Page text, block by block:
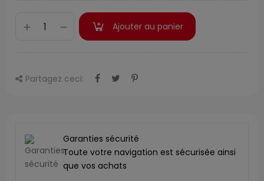
Ajouter au panier
Partagez ceci:
Garanties sécurité
Toute votre navigation est sécurisée ainsi
que vos achats